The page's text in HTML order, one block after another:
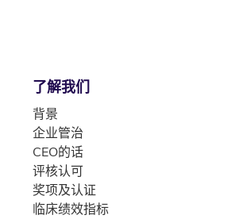
了解我们
背景
企业管治
CEO的话
评核认可
奖项及认证
临床绩效指标